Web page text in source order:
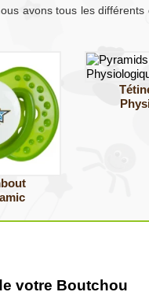
avons tous les
votre Boutchou